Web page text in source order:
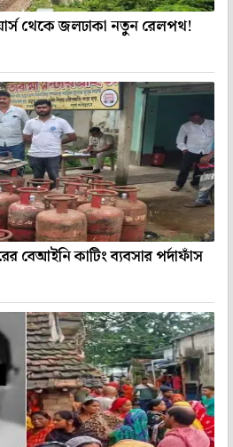
থেকে জলঢাকা নতুন রেলপথ!
বেআইনি কাটিং ব্যবসার পর্দাফাঁস